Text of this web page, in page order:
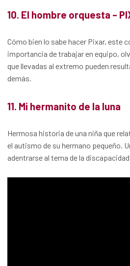
10. El hombre orquesta –
Cómo bien lo sabe hacer Pixar, este
importancia de trabajar en equipo,
que llevadas al extremo pueden
demás.
11. Mi hermanito de la luna
Hermosa historia de una niña que
el autismo de su hermano pequeño.
adentrarse al tema de la